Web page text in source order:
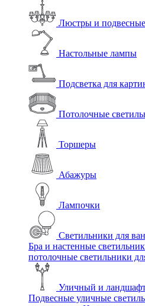
Люстры и
Настольные лампы
Подсветка для
Потолочные
Торшеры
Абажуры
Лампочки
Светильники для
Бра и настенные
потолочные светильники
Уличный и
Подвесные уличные